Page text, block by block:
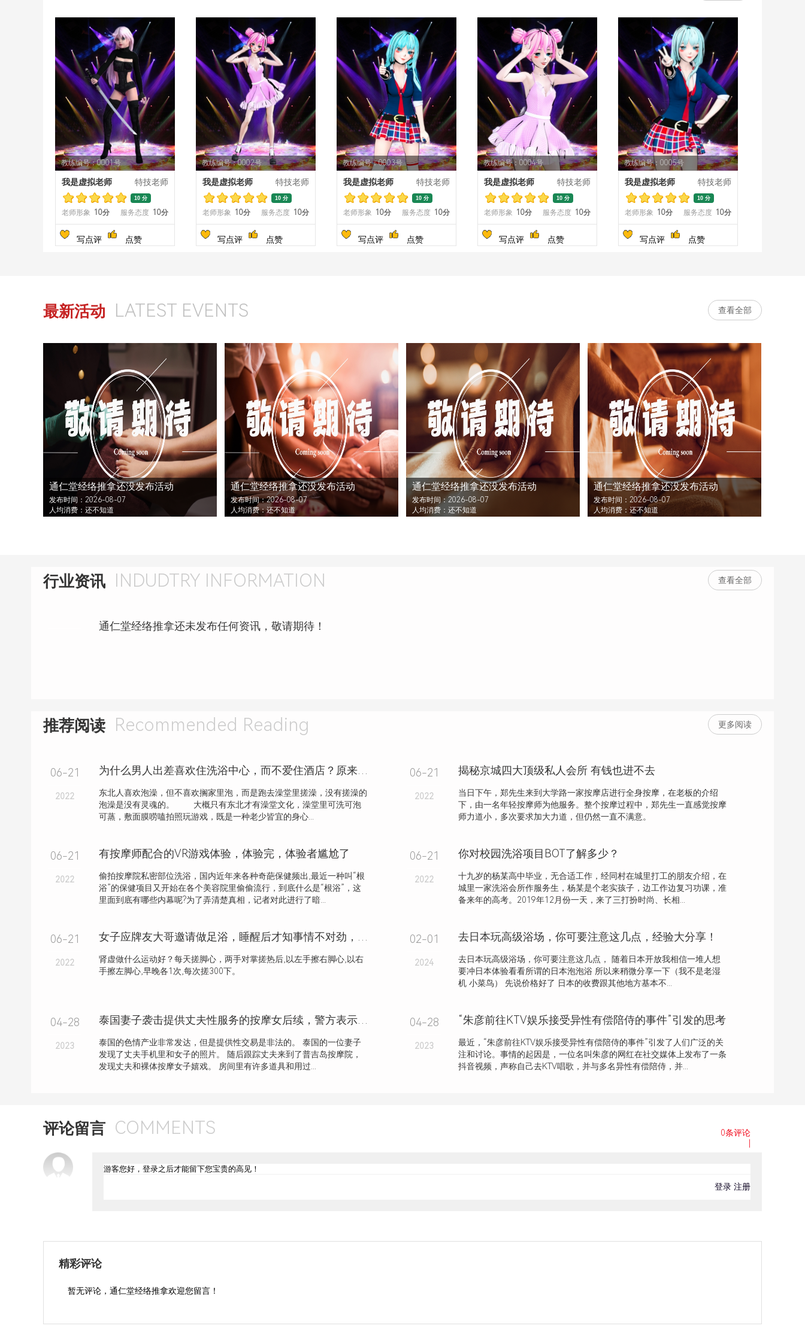
教练编号：0001号
我是虚拟老师 特技老师
10 分
老师形象 10分 服务态度 10分
写点评 点赞
教练编号：0002号
我是虚拟老师 特技老师
10 分
老师形象 10分 服务态度 10分
写点评 点赞
教练编号：0003号
我是虚拟老师 特技老师
10 分
老师形象 10分 服务态度 10分
写点评 点赞
教练编号：0004号
我是虚拟老师 特技老师
10 分
老师形象 10分 服务态度 10分
写点评 点赞
教练编号：0005号
我是虚拟老师 特技老师
10 分
老师形象 10分 服务态度 10分
写点评 点赞
最新活动 LATEST EVENTS 查看全部
通仁堂经络推拿还没发布活动
发布时间：2026-08-07
人均消费：还不知道
通仁堂经络推拿还没发布活动
发布时间：2026-08-07
人均消费：还不知道
通仁堂经络推拿还没发布活动
发布时间：2026-08-07
人均消费：还不知道
通仁堂经络推拿还没发布活动
发布时间：2026-08-07
人均消费：还不知道
行业资讯 INDUDTRY INFORMATION 查看全部
通仁堂经络推拿还未发布任何资讯，敬请期待！
推荐阅读 Recommended Reading 更多阅读
06-21
2022
东北人喜欢泡澡，但不喜欢搁家里泡，而是跑去澡堂里搓澡，没有搓澡的
泡澡是没有灵魂的。 大概只有东北才有澡堂文化，澡堂里可洗可泡
可蒸，敷面膜唠嗑拍照玩游戏，既是一种老少皆宜的身心...
06-21
2022
揭秘京城四大顶级私人会所 有钱也进不去
当日下午，郑先生来到大学路一家按摩店进行全身按摩，在老板的介绍
下，由一名年轻按摩师为他服务。整个按摩过程中，郑先生一直感觉按摩
师力道小，多次要求加大力道，但仍然一直不满意。
06-21
2022
有按摩师配合的VR游戏体验，体验完，体验者尴尬了
偷拍按摩院私密部位洗浴，国内近年来各种奇葩保健频出,最近一种叫“根
浴”的保健项目又开始在各个美容院里偷偷流行，到底什么是“根浴”，这
里面到底有哪些内幕呢?为了弄清楚真相，记者对此进行了暗...
06-21
2022
你对校园洗浴项目BOT了解多少？
十九岁的杨某高中毕业，无合适工作，经同村在城里打工的朋友介绍，在
城里一家洗浴会所作服务生，杨某是个老实孩子，边工作边复习功课，准
备来年的高考。2019年12月份一天，来了三打扮时尚、长相...
06-21
2022
肾虚做什么运动好？每天搓脚心，两手对掌搓热后,以左手擦右脚心,以右
手擦左脚心,早晚各1次,每次搓300下。
02-01
2024
去日本玩高级浴场，你可要注意这几点，经验大分享！
去日本玩高级浴场，你可要注意这几点， 随着日本开放我相信一堆人想
要冲日本体验看看所谓的日本泡泡浴 所以来稍微分享一下（我不是老湿
机 小菜鸟） 先说价格好了 日本的收费跟其他地方基本不...
04-28
2023
泰国的色情产业非常发达，但是提供性交易是非法的。 泰国的一位妻子
发现了丈夫手机里和女子的照片。 随后跟踪丈夫来到了普吉岛按摩院，
发现丈夫和裸体按摩女子嬉戏。 房间里有许多道具和用过...
04-28
2023
“朱彦前往KTV娱乐接受异性有偿陪侍的事件”引发的思考
最近，“朱彦前往KTV娱乐接受异性有偿陪侍的事件”引发了人们广泛的关
注和讨论。事情的起因是，一位名叫朱彦的网红在社交媒体上发布了一条
抖音视频，声称自己去KTV唱歌，并与多名异性有偿陪侍，并...
评论留言 COMMENTS 0条评论
登录 注册
精彩评论
暂无评论，通仁堂经络推拿欢迎您留言！